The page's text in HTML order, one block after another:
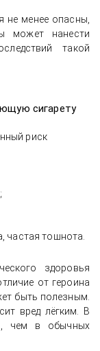
не менее опасны,
может нанести
такой
риск
частая тошнота.
здоровья
от героина
быть полезным.
вред лёгким. В
чем в обычных